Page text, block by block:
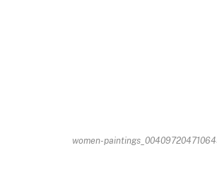
women-